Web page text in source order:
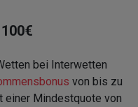
bei Interwetten
von bis zu
einer Mindestquote von